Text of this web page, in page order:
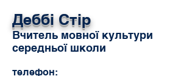
Деббі Стір
Вчитель мовної культури
середньої школи
телефон: